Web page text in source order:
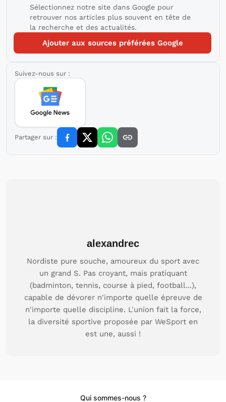
Sélectionnez notre site dans Google pour
retrouver nos articles plus souvent en tête de
la recherche et des actualités.
Ajouter aux sources préférées Google
Suivez-nous sur :
Partager sur :
alexandrec
Nordiste pure souche, amoureux du sport avec
un grand S. Pas croyant, mais pratiquant
(badminton, tennis, course à pied, football...),
capable de dévorer n'importe quelle épreuve de
n'importe quelle discipline. L'union fait la force,
la diversité sportive proposée par WeSport en
est une, aussi !
Qui sommes-nous ?